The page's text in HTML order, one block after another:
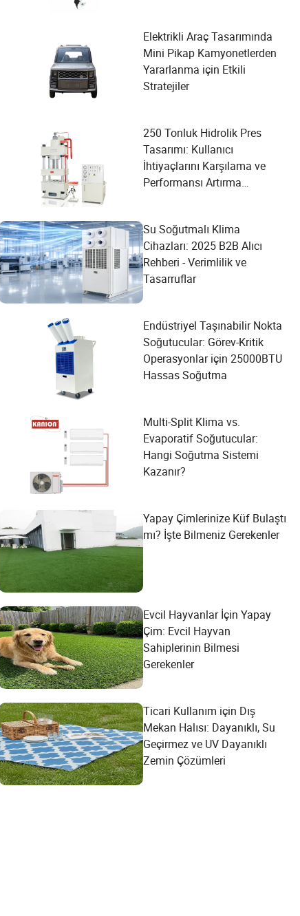
Elektrikli Araç Tasarımında
Mini Pikap Kamyonetlerden
Yararlanma için Etkili
Stratejiler
250 Tonluk Hidrolik Pres
Tasarımı: Kullanıcı
İhtiyaçlarını Karşılama ve
Performansı Artırma
Su Soğutmalı Klima
Cihazları: 2025 B2B Alıcı
Rehberi - Verimlilik ve
Tasarruflar
Endüstriyel Taşınabilir Nokta
Soğutucular: Görev-Kritik
Operasyonlar için 25000BTU
Hassas Soğutma
Multi-Split Klima vs.
Evaporatif Soğutucular:
Hangi Soğutma Sistemi
Kazanır?
Yapay Çimlerinize Küf Bulaştı
mı? İşte Bilmeniz Gerekenler
Evcil Hayvanlar İçin Yapay
Çim: Evcil Hayvan
Sahiplerinin Bilmesi
Gerekenler
Ticari Kullanım için Dış
Mekan Halısı: Dayanıklı, Su
Geçirmez ve UV Dayanıklı
Zemin Çözümleri